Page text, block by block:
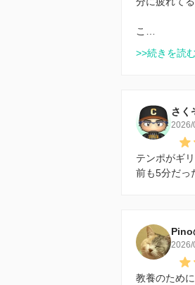
こ…
>>続きを読
さく
2026/
テンポがギ
前も5分だっ
Pino
2026/
教養のため